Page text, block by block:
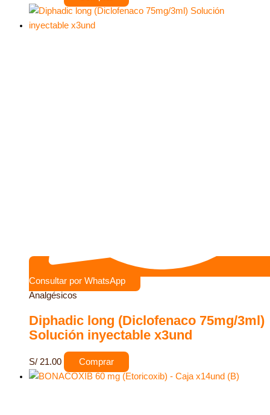
Consultar por WhatsApp
Analgésicos
Diphadic long (Diclofenaco 75mg/3ml)
Solución inyectable x3und
S/ 21.00 Comprar